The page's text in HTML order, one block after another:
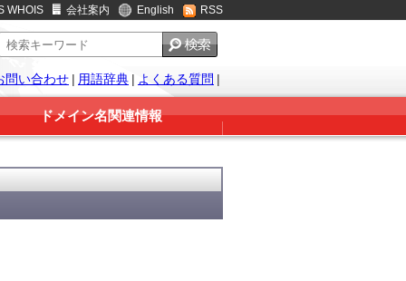
WHOIS 会社案内 English RSS
問い合わせ | 用語辞典 | よくある質問 |
ドメイン名関連情報